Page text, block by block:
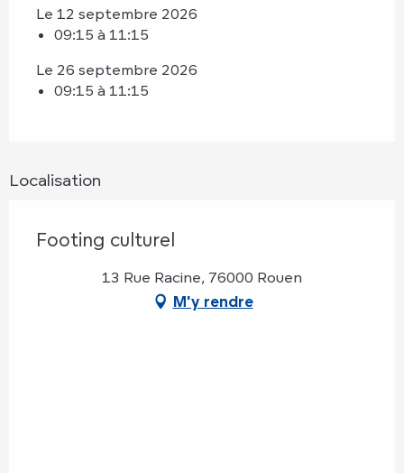
Le 12 septembre 2026
09:15 à 11:15
Le 26 septembre 2026
09:15 à 11:15
Localisation
Footing culturel
13 Rue Racine, 76000 Rouen
M'y rendre